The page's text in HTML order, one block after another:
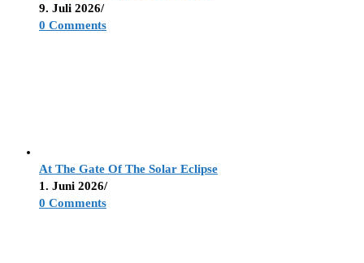
9. Juli 2026/
0 Comments
At The Gate Of The Solar Eclipse
1. Juni 2026/
0 Comments